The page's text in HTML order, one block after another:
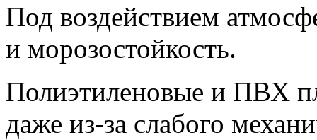
Под воздействием
и морозостойкость.
Полиэтиленовые и ПВХ
даже из-за слабого